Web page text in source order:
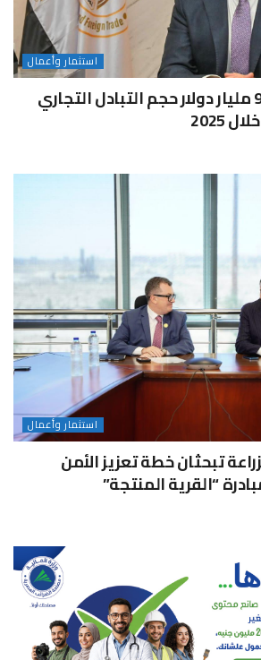
استثمار وأعمال
وزير الاستثمار: 9.68 مليار دولار حجم التبادل التجاري
2025
استثمار وأعمال
تبحثان خطة تعزيز الأمن
“القرية المنتجة”